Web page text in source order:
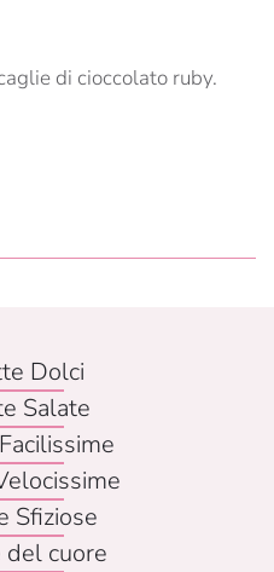
di cioccolato ruby.
Dolci
Salate
Sfiziose
cuore